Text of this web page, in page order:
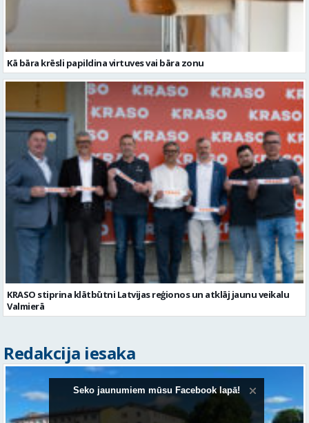
Kā bāra krēsli papildina virtuves vai bāra zonu
KRASO stiprina klātbūtni Latvijas reģionos un atklāj jaunu veikalu
Valmierā
Redakcija iesaka
Seko jaunumiem mūsu Facebook lapā!